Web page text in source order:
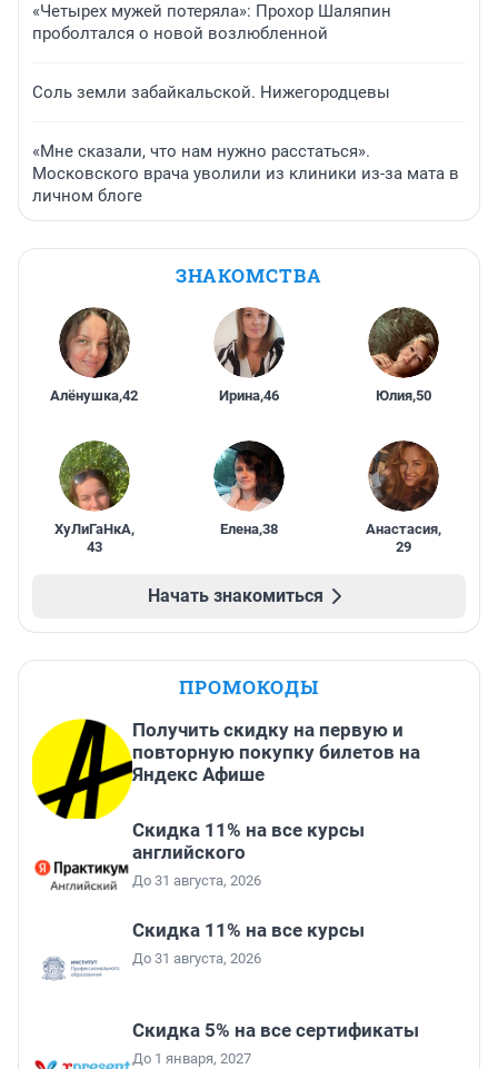
«Четырех мужей потеряла»: Прохор Шаляпин
проболтался о новой возлюбленной
Соль земли забайкальской. Нижегородцевы
«Мне сказали, что нам нужно расстаться».
Московского врача уволили из клиники из-за мата в
личном блоге
ЗНАКОМСТВА
Алёнушка,42 Ирина,46 Юлия,50
ХуЛиГаНкА,
43
Елена,38 Анастасия,
29
Начать знакомиться
ПРОМОКОДЫ
Получить скидку на первую и
повторную покупку билетов на
Яндекс Афише
Скидка 11% на все курсы
английского
До 31 августа, 2026
Скидка 11% на все курсы
До 31 августа, 2026
Скидка 5% на все сертификаты
До 1 января, 2027